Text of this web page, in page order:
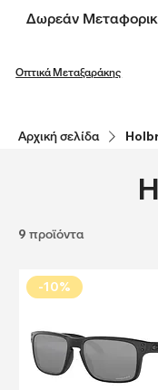
Δωρεάν
Οπτικά Μεταξαράκης
Αρχική σελίδα
9 προϊόντα
-10%